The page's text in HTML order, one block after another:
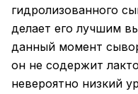
гидролизованного
делает его лучшим
данный момент
он не содержит
невероятно низкий